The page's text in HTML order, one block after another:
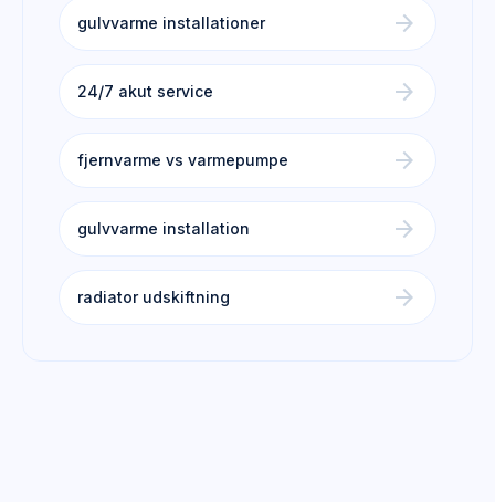
gulvvarme installationer arrow_forward
24/7 akut service arrow_forward
fjernvarme vs varmepumpe arrow_forward
gulvvarme installation arrow_forward
radiator udskiftning arrow_forward